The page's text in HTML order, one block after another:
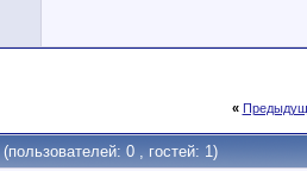
«
(пользователей: 0 , гостей: 1)